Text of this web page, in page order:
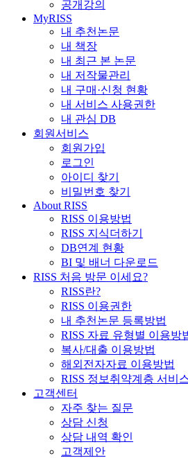
공개강의
MyRISS
내 추천논문
내 책장
내 최근 본 논문
내 저작물관리
내 구매·신청 현황
내 서비스 사용권한
내 관심 DB
회원서비스
회원가입
로그인
아이디 찾기
비밀번호 찾기
About RISS
RISS 이용방법
RISS 지식더하기
DB연계 현황
BI 및 배너 다운로드
RISS 처음 방문 이세요?
RISS란?
RISS 이용권한
내 추천논문 등록방법
RISS 자료 유형별 이용방
복사/대출 이용방법
해외전자자료 이용방법
RISS 정보취약계층 서비
고객센터
자주 찾는 질문
상담 신청
상담 내역 확인
고객제안